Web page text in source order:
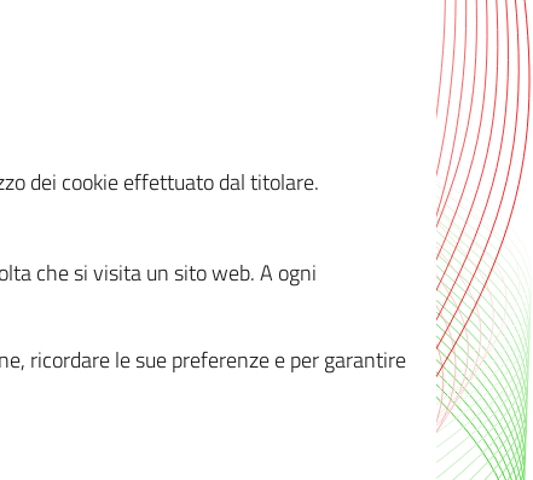
dei cookie effettuato dal titolare.
che si visita un sito web. A ogni
ricordare le sue preferenze e per garantire